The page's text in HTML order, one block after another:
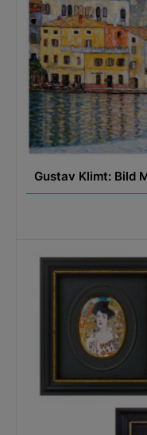
Gustav Klimt: Bild